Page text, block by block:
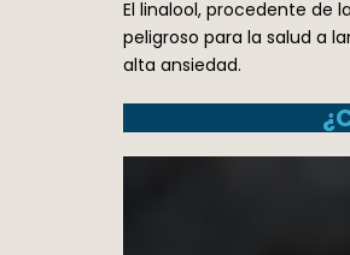
El linalool, procedente de
peligroso para la salud a
alta ansiedad.